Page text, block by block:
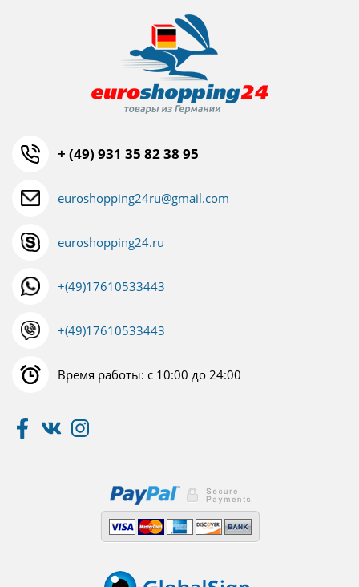
+ (49) 931 35 82 38 95
euroshopping24ru@gmail.com
euroshopping24.ru
+(49)17610533443
+(49)17610533443
Время работы: с 10:00 до 24:00